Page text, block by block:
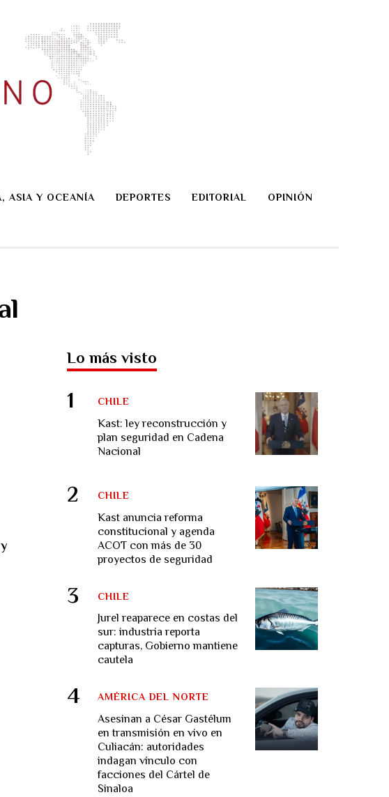
ASIA Y OCEANÍA DEPORTES EDITORIAL OPINIÓN
Lo más visto
Kast: ley reconstrucción y
plan seguridad en Cadena
Nacional
CHILE
Kast anuncia reforma
constitucional y agenda
ACOT con más de 30
proyectos de seguridad
CHILE
Jurel reaparece en costas del
sur: industria reporta
capturas, Gobierno mantiene
cautela
CHILE
Asesinan a César Gastélum
en transmisión en vivo en
Culiacán: autoridades
indagan vínculo con
facciones del Cártel de
Sinaloa
AMÉRICA DEL NORTE